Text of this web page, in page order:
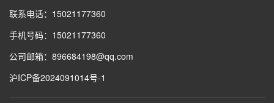
联系电话：15021177360
手机号码：15021177360
公司邮箱：896684198@qq.com
沪ICP备2024091014号-1